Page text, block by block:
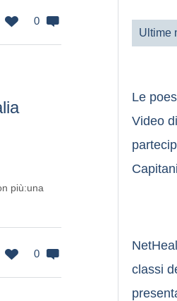
0
più:una
0
Ultime
Le
Video
Capitani
classi